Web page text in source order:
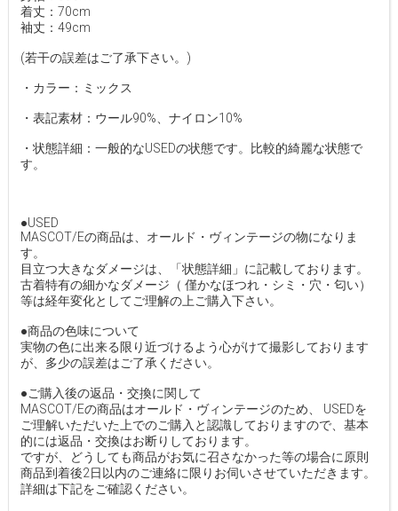
着丈：70cm
袖丈：49cm
(若干の誤差はご了承下さい。)
・カラー：ミックス
・表記素材：ウール90%、ナイロン10%
・状態詳細：一般的なUSEDの状態です。比較的綺麗な状態で
す。
●USED
MASCOT/Eの商品は、オールド・ヴィンテージの物になりま
す。
目立つ大きなダメージは、「状態詳細」に記載しております。
古着特有の細かなダメージ（ 僅かなほつれ・シミ・穴・匂い）
等は経年変化としてご理解の上ご購入下さい。
●商品の色味について
実物の色に出来る限り近づけるよう心がけて撮影しております
が、多少の誤差はご了承ください。
●ご購入後の返品・交換に関して
MASCOT/Eの商品はオールド・ヴィンテージのため、 USEDを
ご理解いただいた上でのご購入と認識しておりますので、基本
的には返品・交換はお断りしております。
ですが、どうしても商品がお気に召さなかった等の場合に原則
商品到着後2日以内のご連絡に限りお伺いさせていただきます。
詳細は下記をご確認ください。